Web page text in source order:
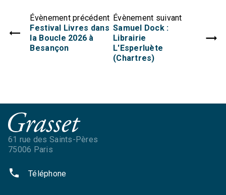
Évènement précédent
Festival Livres dans
la Boucle 2026 à
Besançon
Évènement suivant
Samuel Dock :
Librairie
L'Esperluète
(Chartres)
61 rue des Saints-Pères
75006 Paris
phone Téléphone